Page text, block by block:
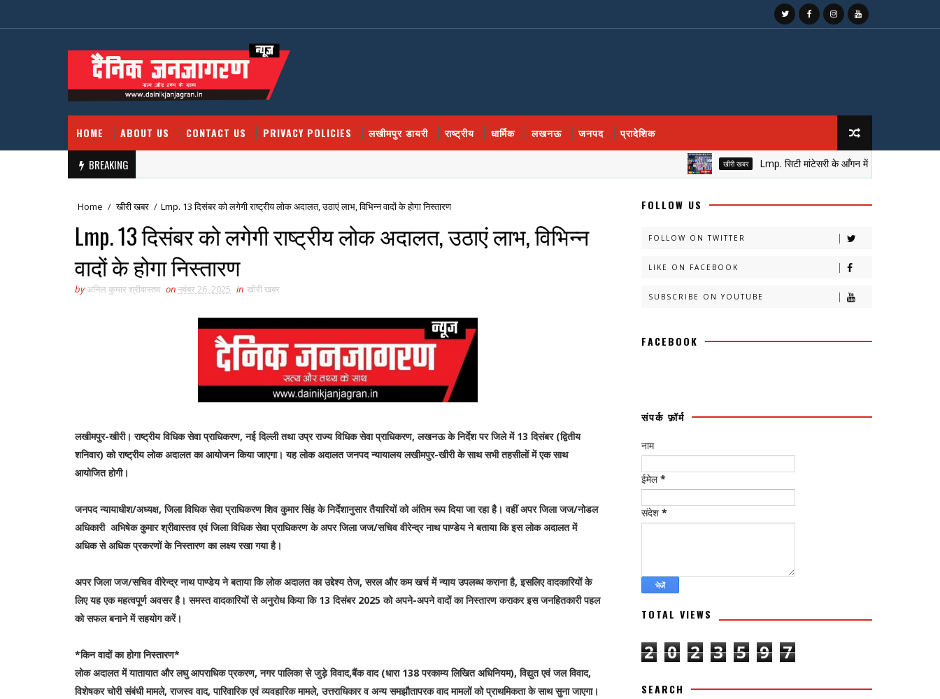
HOME ABOUT US CONTACT US PRIVACY POLICIES लखीमपुर डायरी राष्ट्रीय धार्मिक लखनऊ जनपद प्रादेशिक
BREAKING खीरी खबर Lmp. सिटी मांटेसरी के आँगन में सजा नेतृत्व का मुकुट, नई
Home / खीरी खबर / Lmp. 13 दिसंबर को लगेगी राष्ट्रीय लोक अदालत, उठाएं लाभ, विभिन्न वादों के होगा निस्तारण
Lmp. 13 दिसंबर को लगेगी राष्ट्रीय लोक अदालत, उठाएं लाभ, विभिन्न
वादों के होगा निस्तारण
byअनिल कुमार श्रीवास्तव onनवंबर 26, 2025 in खीरी खबर
लखीमपुर-खीरी। राष्ट्रीय विधिक सेवा प्राधिकरण, नई दिल्ली तथा उप्र राज्य विधिक सेवा प्राधिकरण, लखनऊ के निर्देश पर जिले में 13 दिसंबर (द्वितीय
शनिवार) को राष्ट्रीय लोक अदालत का आयोजन किया जाएगा। यह लोक अदालत जनपद न्यायालय लखीमपुर-खीरी के साथ सभी तहसीलों में एक साथ
आयोजित होगी।
जनपद न्यायाधीश/अध्यक्ष, जिला विधिक सेवा प्राधिकरण शिव कुमार सिंह के निर्देशानुसार तैयारियों को अंतिम रूप दिया जा रहा है। वहीं अपर जिला जज/नोडल
अधिकारी अभिषेक कुमार श्रीवास्तव एवं जिला विधिक सेवा प्राधिकरण के अपर जिला जज/सचिव वीरेन्द्र नाथ पाण्डेय ने बताया कि इस लोक अदालत में
अधिक से अधिक प्रकरणों के निस्तारण का लक्ष्य रखा गया है।
अपर जिला जज/सचिव वीरेन्द्र नाथ पाण्डेय ने बताया कि लोक अदालत का उद्देश्य तेज, सरल और कम खर्च में न्याय उपलब्ध कराना है, इसलिए वादकारियों के
लिए यह एक महत्वपूर्ण अवसर है। समस्त वादकारियों से अनुरोध किया कि 13 दिसंबर 2025 को अपने-अपने वादों का निस्तारण कराकर इस जनहितकारी पहल
को सफल बनाने में सहयोग करें।
*किन वादों का होगा निस्तारण*
लोक अदालत में यातायात और लघु आपराधिक प्रकरण, नगर पालिका से जुड़े विवाद,बैंक वाद (धारा 138 परकाम्य लिखित अधिनियम), विद्युत एवं जल विवाद,
विशेषकर चोरी संबंधी मामले, राजस्व वाद, पारिवारिक एवं व्यवहारिक मामले, उत्तराधिकार व अन्य समझौतापरक वाद मामलों को प्राथमिकता के साथ सुना जाएगा।
FOLLOW US
FOLLOW ON TWITTER
LIKE ON FACEBOOK
SUBSCRIBE ON YOUTUBE
FACEBOOK
संपर्क फ़ॉर्म
नाम
ईमेल*
संदेश *
TOTAL VIEWS
2 0 2 3 5 9 7
SEARCH